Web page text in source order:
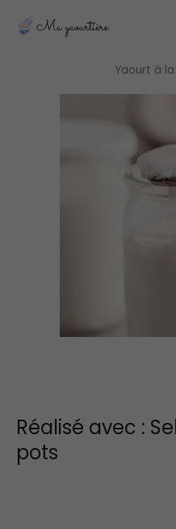
Yaourt à
Réalisé avec :
pots